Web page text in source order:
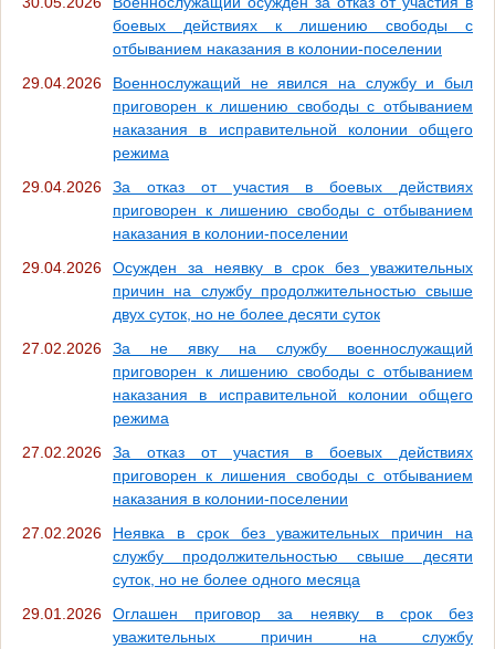
боевых действиях к лишению свободы с
отбыванием наказания в колонии-поселении
29.04.2026
Военнослужащий не явился на службу и был
приговорен к лишению свободы с отбыванием
наказания в исправительной колонии общего
режима
29.04.2026
За отказ от участия в боевых действиях
приговорен к лишению свободы с отбыванием
наказания в колонии-поселении
29.04.2026
Осужден за неявку в срок без уважительных
причин на службу продолжительностью свыше
двух суток, но не более десяти суток
27.02.2026
За не явку на службу военнослужащий
приговорен к лишению свободы с отбыванием
наказания в исправительной колонии общего
режима
27.02.2026
За отказ от участия в боевых действиях
приговорен к лишения свободы с отбыванием
наказания в колонии-поселении
27.02.2026
Неявка в срок без уважительных причин на
службу продолжительностью свыше десяти
суток, но не более одного месяца
29.01.2026
Оглашен приговор за неявку в срок без
уважительных причин на службу